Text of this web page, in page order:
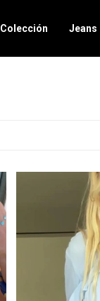
Colección Jeans